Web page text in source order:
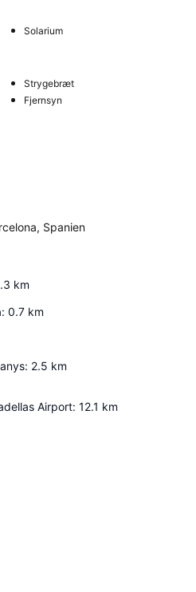
Solarium
Strygebræt
Fjernsyn
Spanien
km
: 0.7 km
: 2.5 km
Airport: 12.1 km